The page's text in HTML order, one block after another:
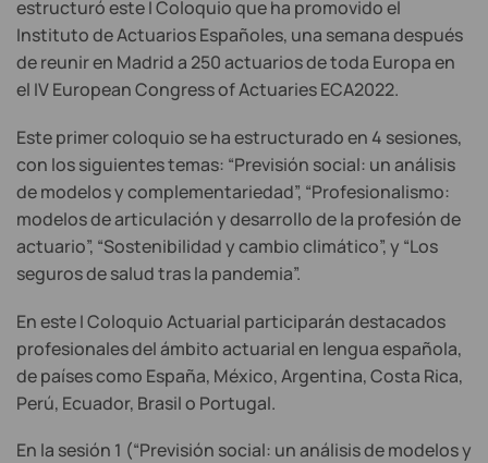
estructuró este I Coloquio que ha promovido el
Instituto de Actuarios Españoles, una semana después
de reunir en Madrid a 250 actuarios de toda Europa en
el IV European Congress of Actuaries ECA2022.
Este primer coloquio se ha estructurado en 4 sesiones,
con los siguientes temas: “Previsión social: un análisis
de modelos y complementariedad”, “Profesionalismo:
modelos de articulación y desarrollo de la profesión de
actuario”, “Sostenibilidad y cambio climático”, y “Los
seguros de salud tras la pandemia”.
En este I Coloquio Actuarial participarán destacados
profesionales del ámbito actuarial en lengua española,
de países como España, México, Argentina, Costa Rica,
Perú, Ecuador, Brasil o Portugal.
En la sesión 1 (“Previsión social: un análisis de modelos y